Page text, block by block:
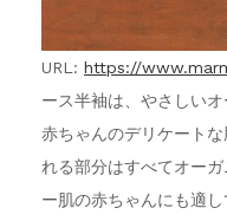
URL: https://
ース半袖は、やさしい
赤ちゃんのデリケート
れる部分はすべてオー
ー肌の赤ちゃんにも適